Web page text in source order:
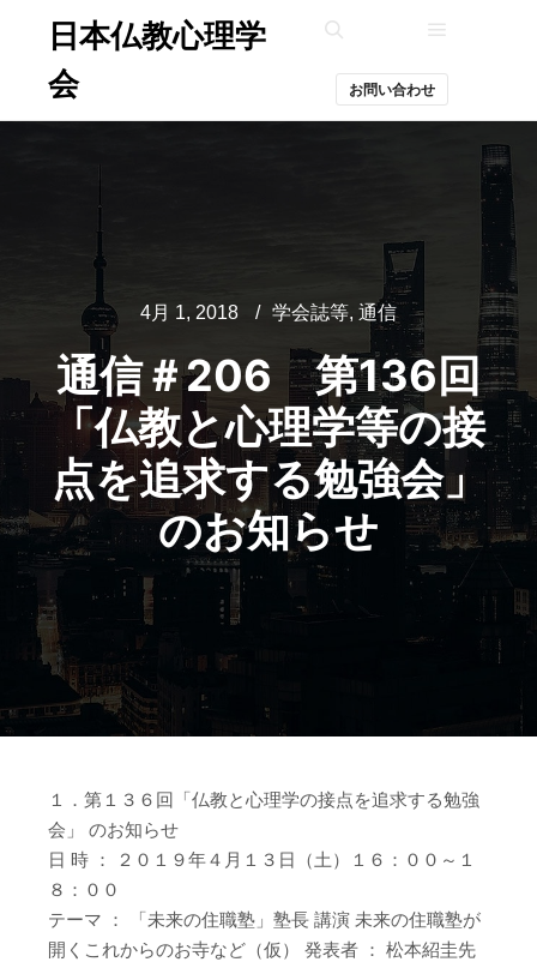
日本仏教心理学
会
お問い合わせ
4月 1, 2018 学会誌等, 通信
通信＃206 第136回
「仏教と心理学等の接
点を追求する勉強会」
のお知らせ
１．第１３６回「仏教と心理学の接点を追求する勉強
会」 のお知らせ
日 時 ： ２０１９年４月１３日（土）１６：００～１
８：００
テーマ ： 「未来の住職塾」塾長 講演 未来の住職塾が
開くこれからのお寺など（仮） 発表者 ： 松本紹圭先